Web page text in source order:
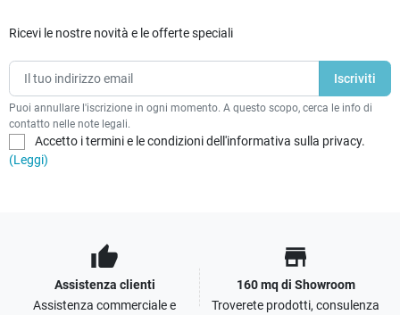
Ricevi le nostre novità e le offerte speciali
Puoi annullare l'iscrizione in ogni momento. A questo scopo, cerca le info di
contatto nelle note legali.
Accetto i termini e le condizioni dell'informativa sulla privacy.
(Leggi)
thumb_up
Assistenza clienti
Assistenza commerciale e
store
160 mq di Showroom
Troverete prodotti, consulenza